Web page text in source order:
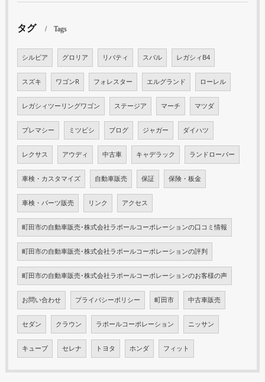
タグ Tags
シルビア グロリア リバティ スバル レガシィB4
スズキ ワゴンR フォレスター エルグランド ローレル
レガシィツーリングワゴン ステージア マーチ マツダ
プレマシー ミツビシ ブログ ジャガー ダイハツ
レクサス アウディ 中古車 キャデラック ランドローバー
車検・カスタマイズ 自動車販売 保証 保険・板金
車検・パーツ販売 リンク アクセス
町田市の自動車販売･株式会社ラポールコーポレーションの口コミ情報
町田市の自動車販売･株式会社ラポールコーポレーションの評判
町田市の自動車販売･株式会社ラポールコーポレーションのお客様の声
お問い合わせ プライバシーポリシー 町田市 中古車販売
セダン クラウン ラポールコーポレーション ニッサン
キューブ セレナ トヨタ ホンダ フィット